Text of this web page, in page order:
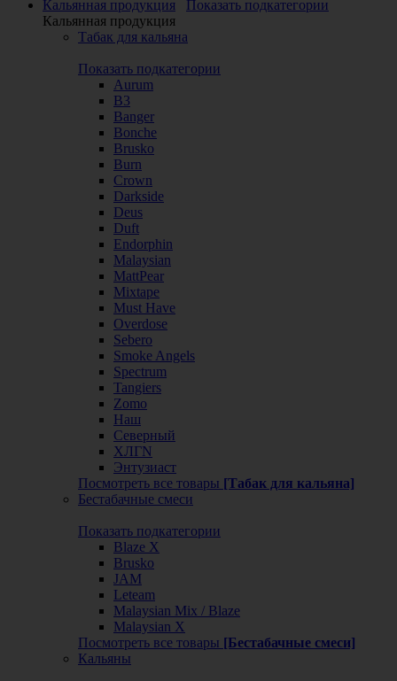
Кальянная продукция
Показать подкатегории
Кальянная продукция
Табак для кальяна
Показать подкатегории
Aurum
B3
Banger
Bonche
Brusko
Burn
Crown
Darkside
Deus
Duft
Endorphin
Malaysian
MattPear
Mixtape
Must Have
Overdose
Sebero
Smoke Angels
Spectrum
Tangiers
Zomo
Наш
Северный
ХЛГN
Энтузиаст
Посмотреть все товары [Табак для кальяна]
Бестабачные смеси
Показать подкатегории
Blaze X
Brusko
JAM
Leteam
Malaysian Mix / Blaze
Malaysian X
Посмотреть все товары [Бестабачные смеси]
Кальяны